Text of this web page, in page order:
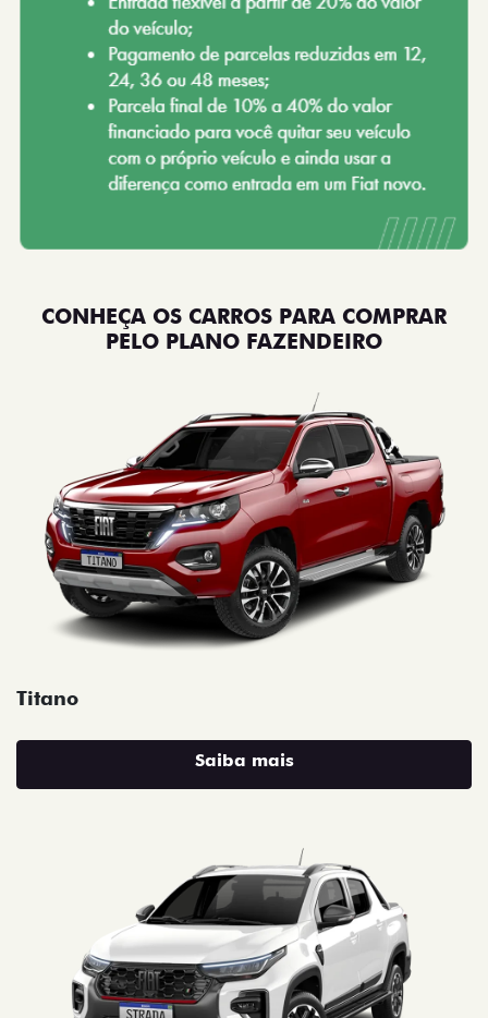
CONHEÇA OS CARROS PARA COMPRAR
PELO PLANO FAZENDEIRO
Titano
Saiba mais